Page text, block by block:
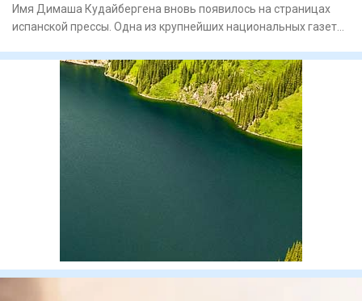
Имя Димаша Кудайбергена вновь появилось на страницах
испанской прессы. Одна из крупнейших национальных газет